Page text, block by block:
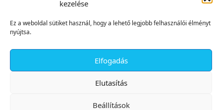
kezelése
Ez a weboldal sütiket használ, hogy a lehető legjobb felhasználói élményt
nyújtsa.
Elfogadás
Elutasítás
Beállítások
✕